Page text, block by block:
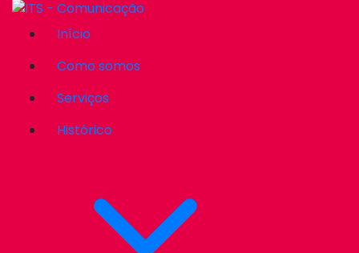
Início
Como somos
Serviços
Histórico